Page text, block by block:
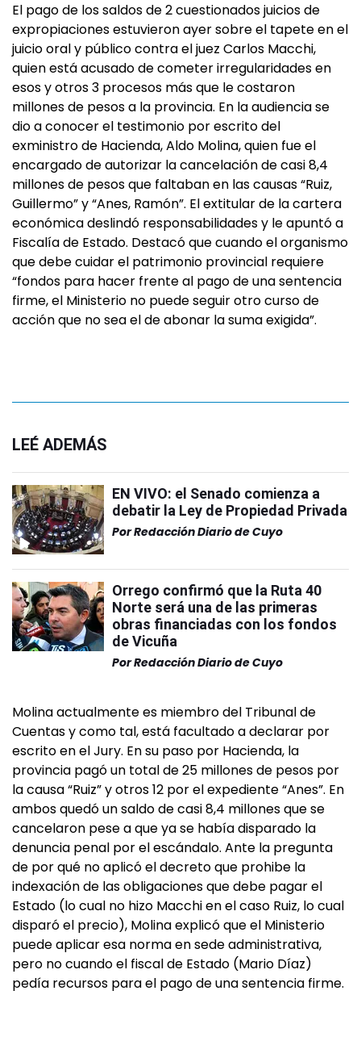
El pago de los saldos de 2 cuestionados juicios de
expropiaciones estuvieron ayer sobre el tapete en el
juicio oral y público contra el juez Carlos Macchi,
quien está acusado de cometer irregularidades en
esos y otros 3 procesos más que le costaron
millones de pesos a la provincia. En la audiencia se
dio a conocer el testimonio por escrito del
exministro de Hacienda, Aldo Molina, quien fue el
encargado de autorizar la cancelación de casi 8,4
millones de pesos que faltaban en las causas “Ruiz,
Guillermo” y “Anes, Ramón”. El extitular de la cartera
económica deslindó responsabilidades y le apuntó a
Fiscalía de Estado. Destacó que cuando el organismo
que debe cuidar el patrimonio provincial requiere
“fondos para hacer frente al pago de una sentencia
firme, el Ministerio no puede seguir otro curso de
acción que no sea el de abonar la suma exigida”.
LEÉ ADEMÁS
EN VIVO: el Senado comienza a
debatir la Ley de Propiedad Privada
PorRedacción Diario de Cuyo
Orrego confirmó que la Ruta 40
Norte será una de las primeras
obras financiadas con los fondos
de Vicuña
PorRedacción Diario de Cuyo
Molina actualmente es miembro del Tribunal de
Cuentas y como tal, está facultado a declarar por
escrito en el Jury. En su paso por Hacienda, la
provincia pagó un total de 25 millones de pesos por
la causa “Ruiz” y otros 12 por el expediente “Anes”. En
ambos quedó un saldo de casi 8,4 millones que se
cancelaron pese a que ya se había disparado la
denuncia penal por el escándalo. Ante la pregunta
de por qué no aplicó el decreto que prohibe la
indexación de las obligaciones que debe pagar el
Estado (lo cual no hizo Macchi en el caso Ruiz, lo cual
disparó el precio), Molina explicó que el Ministerio
puede aplicar esa norma en sede administrativa,
pero no cuando el fiscal de Estado (Mario Díaz)
pedía recursos para el pago de una sentencia firme.